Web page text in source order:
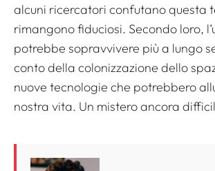
alcuni ricercatori confutano questa
rimangono fiduciosi. Secondo loro,
potrebbe sopravvivere più a lungo
conto della colonizzazione dello
nuove tecnologie che potrebbero
nostra vita. Un mistero ancora